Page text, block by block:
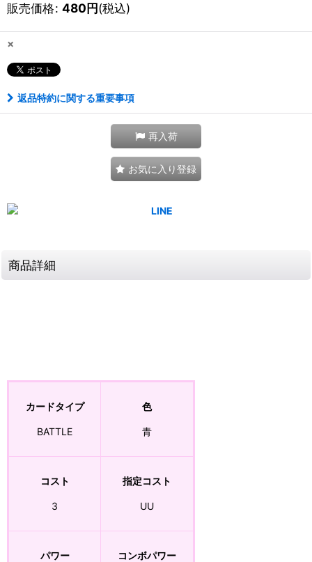
販売価格: 480円(税込)
×
返品特約に関する重要事項
再入荷
お気に入り登録
商品詳細
カードタイプ
BATTLE
色
青
コスト
3
指定コスト
UU
パワー コンボパワー